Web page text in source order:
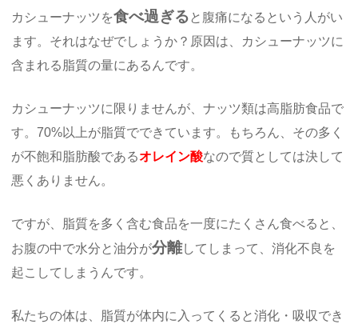
カシューナッツを食べ過ぎる と腹痛になるという人がい
ます。それはなぜでしょうか？原因は、カシューナッツに
含まれる脂質の量にあるんです。
カシューナッツに限りませんが、ナッツ類は高脂肪食品で
す。70%以上が脂質でできています。もちろん、その多く
が不飽和脂肪酸であるオレイン酸なので質としては決して
悪くありません。
ですが、脂質を多く含む食品を一度にたくさん食べると、
お腹の中で水分と油分が分離してしまって、消化不良を
起こしてしまうんです。
私たちの体は、脂質が体内に入ってくると消化・吸収でき